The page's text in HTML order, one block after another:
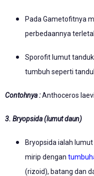
Pada Gametofitnya
perbedaannya
Sporofit lumut
tumbuh seperti
Contohnya :Anthoceros
3. Bryopsida (lumut daun)
Bryopsida ialah
mirip dengan
(rizoid), batang dan